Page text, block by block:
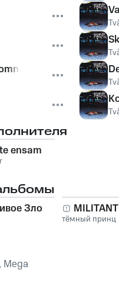
ensam
Зло
тёмный принц
Mega